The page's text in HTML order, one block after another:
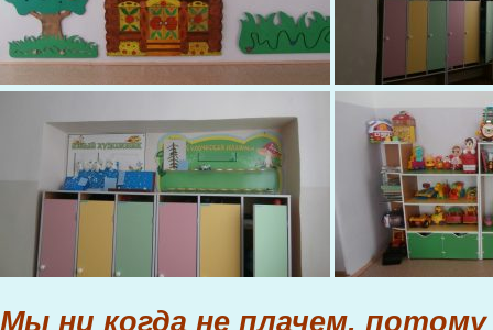
Мы ни когда не плачем, потому